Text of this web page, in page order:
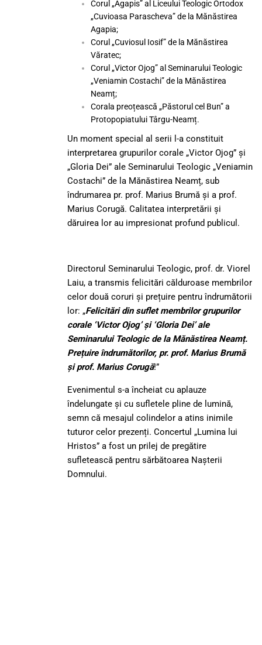
Corul „Agapis” al Liceului Teologic Ortodox
„Cuvioasa Parascheva” de la Mănăstirea
Agapia;
Corul „Cuviosul Iosif” de la Mănăstirea
Văratec;
Corul „Victor Ojog” al Seminarului Teologic
„Veniamin Costachi” de la Mănăstirea
Neamț;
Corala preoțească „Păstorul cel Bun” a
Protopopiatului Târgu-Neamț.
Un moment special al serii l-a constituit
interpretarea grupurilor corale „Victor Ojog” și
„Gloria Dei” ale Seminarului Teologic „Veniamin
Costachi” de la Mănăstirea Neamț, sub
îndrumarea pr. prof. Marius Brumă și a prof.
Marius Corugă. Calitatea interpretării și
dăruirea lor au impresionat profund publicul.
Directorul Seminarului Teologic, prof. dr. Viorel
Laiu, a transmis felicitări călduroase membrilor
celor două coruri și prețuire pentru îndrumătorii
lor: „Felicitări din suflet membrilor grupurilor
corale ‘Victor Ojog’ și ‘Gloria Dei’ ale
Seminarului Teologic de la Mănăstirea Neamț.
Prețuire îndrumătorilor, pr. prof. Marius Brumă
și prof. Marius Corugă!”
Evenimentul s-a încheiat cu aplauze
îndelungate și cu sufletele pline de lumină,
semn că mesajul colindelor a atins inimile
tuturor celor prezenți. Concertul „Lumina lui
Hristos” a fost un prilej de pregătire
sufletească pentru sărbătoarea Nașterii
Domnului.